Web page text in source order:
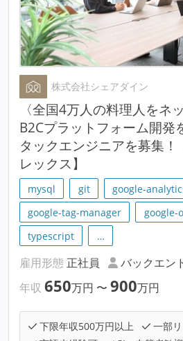
株式会社シェアダイン
〈全国4万人の料理人をネ
B2Cプラットフォーム開発
タックエンジニアを募集
レックス】
mysql git
google-
google-tag-manager
google-
typescript
…
雇用形態 正社員 バックエン
年収 650万円 〜 900万円
下限年収500万円以上
一部